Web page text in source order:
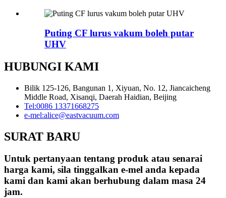
Puting CF lurus vakum boleh putar
UHV
HUBUNGI KAMI
Bilik 125-126, Bangunan 1, Xiyuan, No. 12, Jiancaicheng
Middle Road, Xisanqi, Daerah Haidian, Beijing
Tel:0086 13371668275
e-mel:alice@eastvacuum.com
SURAT BARU
Untuk pertanyaan tentang produk atau senarai
harga kami, sila tinggalkan e-mel anda kepada
kami dan kami akan berhubung dalam masa 24
jam.